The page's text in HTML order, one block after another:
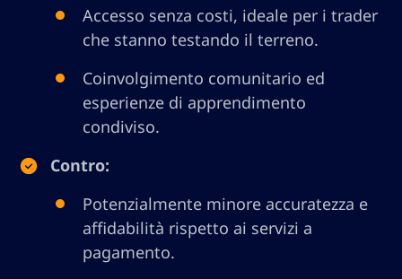
Accesso senza costi, ideale per i trader
che stanno testando il terreno.
Coinvolgimento comunitario ed
esperienze di apprendimento
condiviso.
Contro:
Potenzialmente minore accuratezza e
affidabilità rispetto ai servizi a
pagamento.